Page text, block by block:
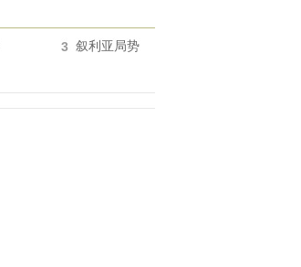
3 叙利亚局势